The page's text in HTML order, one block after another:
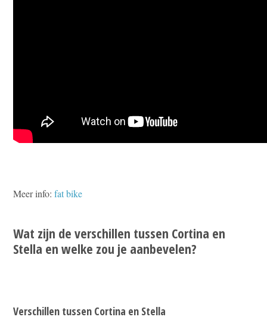
Meer info:fat bike
Wat zijn de verschillen tussen Cortina en
Stella en welke zou je aanbevelen?
Verschillen tussen Cortina en Stella